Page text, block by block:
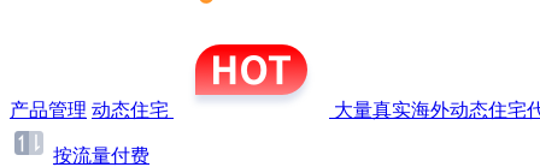
产品管理 动态住宅 大量真实海外动态住宅
按流量付费